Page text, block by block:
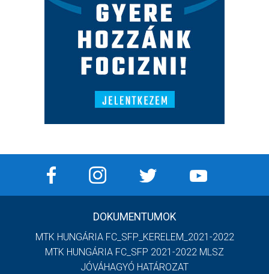
DOKUMENTUMOK
MTK HUNGÁRIA FC_SFP_KERELEM_2021-2022
MTK HUNGÁRIA FC_SFP 2021-2022 MLSZ
JÓVÁHAGYÓ HATÁROZAT